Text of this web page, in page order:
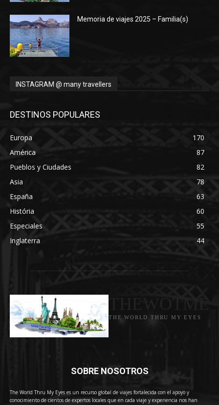
Memoria de viajes 2025 – Familia(s)
INSTAGRAM @ many travellers
DESTINOS POPULARES
Europa
170
América
87
Pueblos y Ciudades
82
Asia
78
España
63
História
60
Especiales
55
Inglaterra
44
THE WORLD THRU MY EYES
SOBRE NOSOTROS
The World Thru My Eyes es un recurso global de viajes fortalecida con el apoyo y
conocimiento de cientos de expertos locales que en cada viaje y experiencia nos han